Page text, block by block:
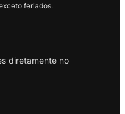
feriados.
diretamente no